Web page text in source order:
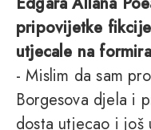
pripovijetke
utjecale na
- Mislim da sam
Borgesova djela i
dosta utjecao i još